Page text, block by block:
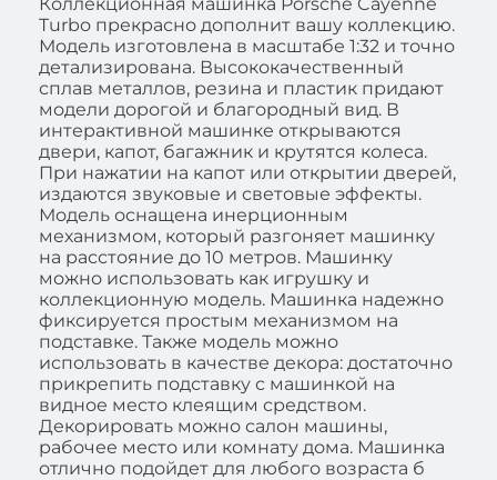
Turbo прекрасно дополнит вашу коллекцию.
Модель изготовлена в масштабе 1:32 и точно
детализирована. Высококачественный
сплав металлов, резина и пластик придают
модели дорогой и благородный вид. В
интерактивной машинке открываются
двери, капот, багажник и крутятся колеса.
При нажатии на капот или открытии дверей,
издаются звуковые и световые эффекты.
Модель оснащена инерционным
механизмом, который разгоняет машинку
на расстояние до 10 метров. Машинку
можно использовать как игрушку и
коллекционную модель. Машинка надежно
фиксируется простым механизмом на
подставке. Также модель можно
использовать в качестве декора: достаточно
прикрепить подставку с машинкой на
видное место клеящим средством.
Декорировать можно салон машины,
рабочее место или комнату дома. Машинка
отлично подойдет для любого возраста б